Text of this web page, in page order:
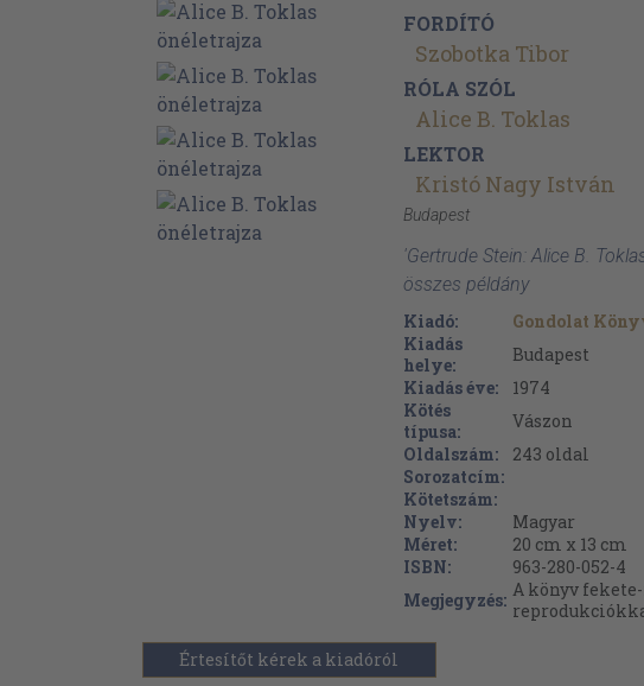
FORDÍTÓ
Szobotka Tibor
RÓLA SZÓL
Alice B. Toklas
LEKTOR
Kristó Nagy István
Budapest
'Gertrude Stein: Alice B.
összes példány
Kiadó:
Gondolat
Kiadás
helye:
Budapest
Kiadás éve:
1974
Kötés
típusa:
Vászon
Oldalszám:
243 oldal
Sorozatcím:
Kötetszám:
Nyelv:
Magyar
Méret:
20 cm x 13 cm
ISBN:
963-280-052-4
Megjegyzés: A könyv
Értesítőt kérek a kiadóról